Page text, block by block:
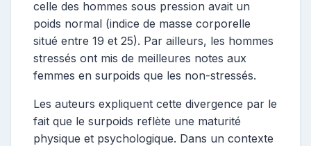
celle des hommes sous pression avait un
poids normal (indice de masse corporelle
situé entre 19 et 25). Par ailleurs, les hommes
stressés ont mis de meilleures notes aux
femmes en surpoids que les non-stressés.
Les auteurs expliquent cette divergence par le
fait que le surpoids reflète une maturité
physique et psychologique. Dans un contexte